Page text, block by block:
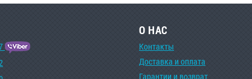
О НАС
Контакты
Доставка и оплата
Гарантии и возврат